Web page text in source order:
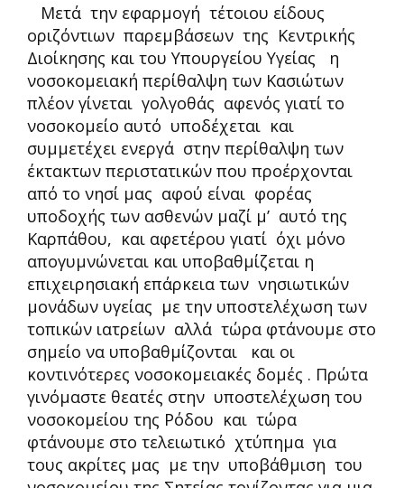
Μετά την εφαρμογή τέτοιου είδους
οριζόντιων παρεμβάσεων της Κεντρικής
Διοίκησης και του Υπουργείου Υγείας η
νοσοκομειακή περίθαλψη των Κασιώτων
πλέον γίνεται γολγοθάς αφενός γιατί το
νοσοκομείο αυτό υποδέχεται και
συμμετέχει ενεργά στην περίθαλψη των
έκτακτων περιστατικών που προέρχονται
από το νησί μας αφού είναι φορέας
υποδοχής των ασθενών μαζί μ’ αυτό της
Καρπάθου, και αφετέρου γιατί όχι μόνο
απογυμνώνεται και υποβαθμίζεται η
επιχειρησιακή επάρκεια των νησιωτικών
μονάδων υγείας με την υποστελέχωση των
τοπικών ιατρείων αλλά τώρα φτάνουμε στο
σημείο να υποβαθμίζονται και οι
κοντινότερες νοσοκομειακές δομές . Πρώτα
γινόμαστε θεατές στην υποστελέχωση του
νοσοκομείου της Ρόδου και τώρα
φτάνουμε στο τελειωτικό χτύπημα για
τους ακρίτες μας με την υποβάθμιση του